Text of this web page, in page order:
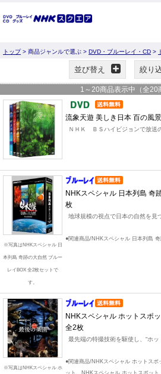
トップ> 商品ジャンルで選ぶ > DVD・ブルーレイ・CD >
並び替え 絞り
1 ～ 20商品表示中（全20
流象天遊 美しき日本 百の風
ＮＨＫ ＢＳハイビジョンで放送
※写真はNHKスペシャル 日
本列島 奇跡の大自然 ブルー
レイBOX 全2枚セットで
す。
NHKスペシャル 日本列島 奇
枚
地球規模の視点で日本の自然を見
●関連商品/NHKスペシャル 日本列島
※写真はNHKスペシャル ホ
NHKスペシャル ホットスポ
全2枚
最先端の特撮技術を駆使し、“ホッ
●関連商品/NHKスペシャル ホットス
ット、NHKスペシャル ホットスポッ